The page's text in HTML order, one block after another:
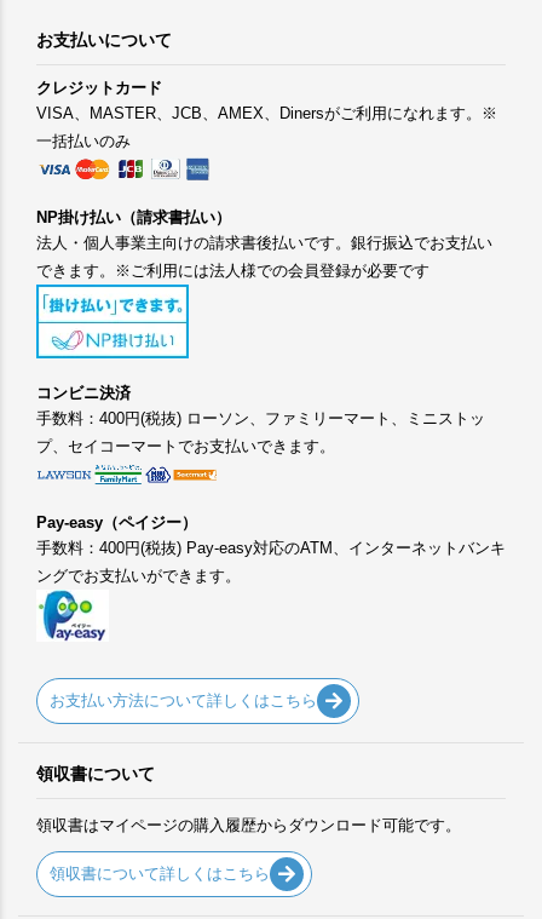
お支払いについて
クレジットカード
VISA、MASTER、JCB、AMEX、Dinersがご利用になれます。※
一括払いのみ
NP掛け払い（請求書払い）
法人・個人事業主向けの請求書後払いです。銀行振込でお支払い
できます。※ご利用には法人様での会員登録が必要です
コンビニ決済
手数料：400円(税抜) ローソン、ファミリーマート、ミニストッ
プ、セイコーマートでお支払いできます。
Pay-easy（ペイジー）
手数料：400円(税抜) Pay-easy対応のATM、インターネットバンキ
ングでお支払いができます。
お支払い方法について詳しくはこちら
領収書について
領収書はマイページの購入履歴からダウンロード可能です。
領収書について詳しくはこちら